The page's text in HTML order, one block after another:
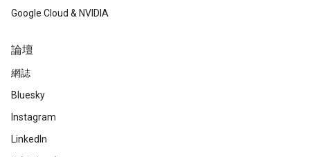
Google Cloud & NVIDIA
論壇
網誌
Bluesky
Instagram
LinkedIn